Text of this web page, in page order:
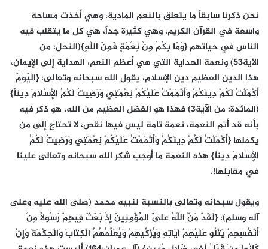
نحن ذكرنا سابقاً ما يتعلق بالنعم المادية، وهي أخذت مساحة
واسعة في القرآن الكريم، وهي كثيرة جداً، هي كل ما يتقلب فيه
الناس في حياتهم {وَمَا بِكُمْ مِنْ نِعْمَةٍ فَمِنَ اللَّهِ}(النحل: من
الآية53) ونعمة الهداية التي هي أعظم النعم، الهداية إلى الإيمان،
هذا الدين العظيم دين الإسلام، يقول الله سبحانه وتعالى: {الْيَوْمَ
أَكْمَلْتُ لَكُمْ دِينَكُمْ وَأَتْمَمْتُ عَلَيْكُمْ نِعْمَتِي وَرَضِيتُ لَكُمُ الْإِسْلامَ دِيناً}
(المائدة: من الآية3) فهذا هو الفضل العظيم من الله، هو ذكر فيه
بأنه قد أتم النعمة، نعمة تامة ليس فيها نقص، لا تحتاج إلى من
يكملها {أَكْمَلْتُ لَكُمْ دِينَكُمْ وَأَتْمَمْتُ عَلَيْكُمْ نِعْمَتِي وَرَضِيتُ لَكُمُ
الْإِسْلامَ دِيناً} هذه النعمة ما أوجب شكر الله سبحانه وتعالى علينا
في مقابلها!.
ويقول سبحانه وتعالى بالنسبة لنبيه محمد (صلى الله عليه وعلى
آله وسلم): {لَقَدْ مَنَّ اللَّهُ عَلَى الْمُؤْمِنِينَ إِذْ بَعَثَ فِيهِمْ رَسُولاً مِنْ
أَنْفُسِهِمْ يَتْلُو عَلَيْهِمْ آيَاتِهِ وَيُزَكِّيهِمْ وَيُعَلِّمُهُمُ الْكِتَابَ وَالْحِكْمَةَ وَإِنْ